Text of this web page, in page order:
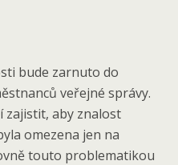
bude zarnuto do
veřejné správy.
zajistit, aby znalost
omezena jen na
touto problematikou